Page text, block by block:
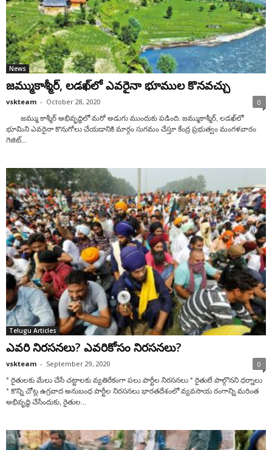
News
జ‌మ్ముకాశ్మీర్‌, ల‌డ‌ఖ్‌లో ఎవ‌రైనా భూముల కొన‌వ‌చ్చు
vskteam - October 28, 2020 0
జ‌మ్ము కాశ్మీర్ అభివృద్ధిలో మ‌రో అడుగు ముందుకు ప‌డింది. జమ్ముకాశ్మీర్‌, ల‌డ‌ఖ్‌లో
భూమిని ఎవరైనా కొనుగోలు చేయ‌డానికి మార్గం సుగ‌మం చేస్తూ కేంద్ర ప్ర‌భుత్వం మంగ‌ళ‌వారం
గెజిట్...
Telugu Articles
ఎవరి నిరసనలు? ఎవరికోసం నిరసనలు?
vskteam - September 29, 2020 0
* రైతులకు మేలు చేసే చట్టాలకు వ్యతిరేకంగా పలు పార్టీల నిరసనలు * రైతులే పాల్గొనని ధర్నాలు
* కొన్ని చోట్ల ఉగ్రవాద అనుబంధ పార్టీల నిరసనలు భారతదేశంలో వ్యవసాయ రంగాన్ని మరింత
అభివృద్ధి చేసేందుకు, రైతుల...